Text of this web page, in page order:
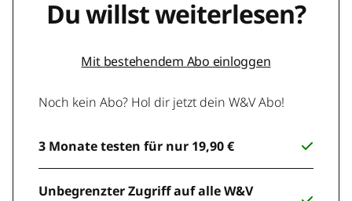
Du willst weiterlesen?
Mit bestehendem Abo einloggen
Noch kein Abo? Hol dir jetzt dein W&V Abo!
3 Monate testen für nur 19,90 €
Unbegrenzter Zugriff auf alle W&V